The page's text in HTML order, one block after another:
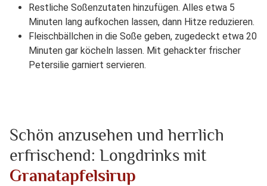
Restliche Soßenzutaten hinzufügen. Alles etwa 5
Minuten lang aufkochen lassen, dann Hitze reduzieren.
Fleischbällchen in die Soße geben, zugedeckt etwa 20
Minuten gar köcheln lassen. Mit gehackter frischer
Petersilie garniert servieren.
Schön anzusehen und herrlich
erfrischend: Longdrinks mit
Granatapfelsirup